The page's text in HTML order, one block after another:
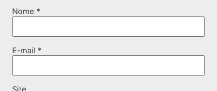
Nome *
E-mail *